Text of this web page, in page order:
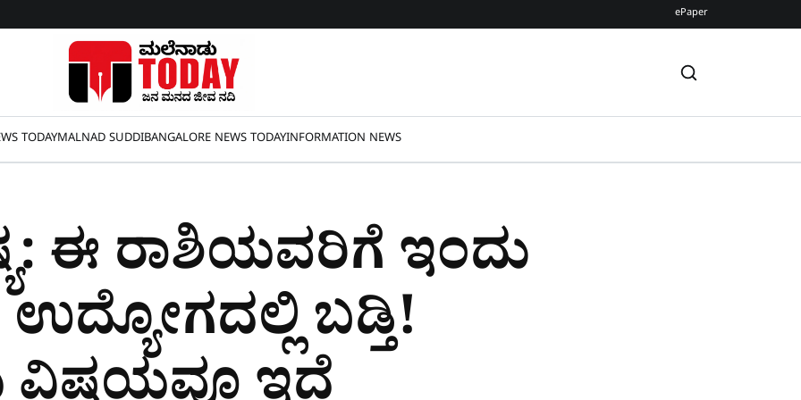
ePaper
TODAYMALNAD SUDDIBANGALORE NEWS TODAYINFORMATION NEWS
ಈ ರಾಶಿಯವರಿಗೆ ಇಂದು
ಬಡ್ತಿ!